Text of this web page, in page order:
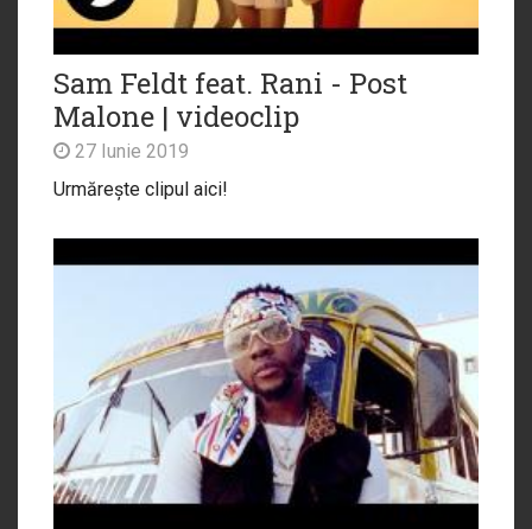
Sam Feldt feat. Rani - Post
Malone | videoclip
27 Iunie 2019
Urmărește clipul aici!